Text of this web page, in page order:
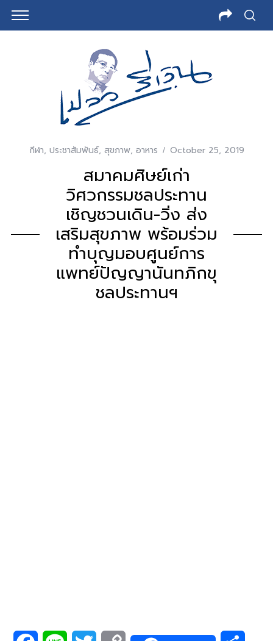
กีฬา, ประชาสัมพันธ์, สุขภาพ, อาหาร October 25, 2019
สมาคมศิษย์เก่า
วิศวกรรมชลประทาน
เชิญชวนเดิน-วิ่ง ส่ง
เสริมสุขภาพ พร้อมร่วม
ทำบุญมอบศูนย์การ
แพทย์ปัญญานันทภิกขุ
ชลประทานฯ